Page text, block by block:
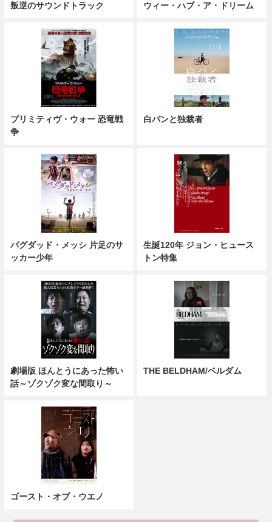
叛逆のサウンドトラック ウィー・ハブ・ア・ドリーム
プリミティヴ・ウォー 恐竜戦
争
白パンと独裁者
バグダッド・メッシ 片足のサ
ッカー少年
生誕120年 ジョン・ヒュース
トン特集
劇場版 ほんとうにあった怖い
話～ゾクゾク変な間取り～
THE BELDHAM/ベルダム
ゴースト・オブ・ウエノ